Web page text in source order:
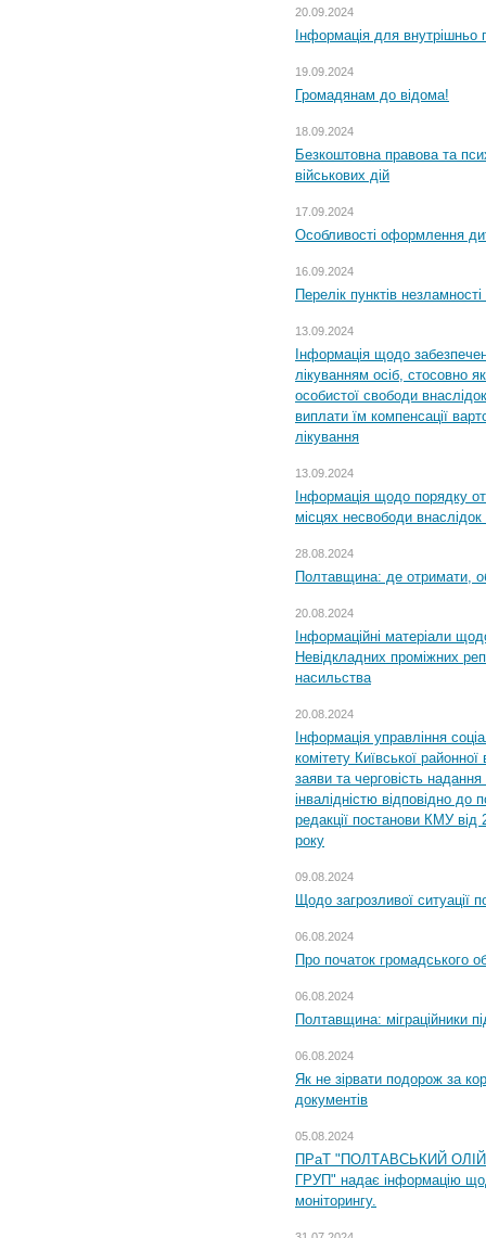
20.09.2024
Інформація для внутрішньо
19.09.2024
Громадянам до відома!
18.09.2024
Безкоштовна правова та
військових дій
17.09.2024
Особливості оформлення
16.09.2024
Перелік пунктів
13.09.2024
Інформація щодо
лікуванням осіб, стосовно
особистої свободи
виплати їм компенсації
лікування
13.09.2024
Інформація щодо порядку
місцях несвободи внаслідок
28.08.2024
Полтавщина: де отримати,
20.08.2024
Інформаційні матеріали
Невідкладних проміжних
насильства
20.08.2024
Інформація управління
комітету Київської
заяви та черговість надання
інвалідністю відповідно
редакції постанови КМУ
року
09.08.2024
Щодо загрозливої ситуації
06.08.2024
Про початок громадського
06.08.2024
Полтавщина: міграційники
06.08.2024
Як не зірвати подорож за
документів
05.08.2024
ПРаТ "ПОЛТАВСЬКИЙ
ГРУП" надає інформацію
моніторингу.